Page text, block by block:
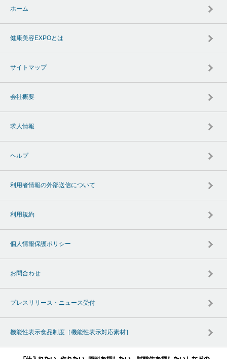
ホーム
健康美容EXPOとは
サイトマップ
会社概要
求人情報
ヘルプ
利用者情報の外部送信について
利用規約
個人情報保護ポリシー
お問合わせ
プレスリリース・ニュース受付
機能性表示食品制度［機能性表示対応素材］